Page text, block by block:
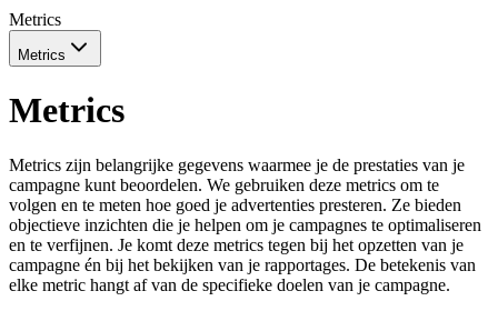
Metrics
Metrics
Metrics
Metrics zijn belangrijke gegevens waarmee je de prestaties van je
campagne kunt beoordelen. We gebruiken deze metrics om te
volgen en te meten hoe goed je advertenties presteren. Ze bieden
objectieve inzichten die je helpen om je campagnes te optimaliseren
en te verfijnen. Je komt deze metrics tegen bij het opzetten van je
campagne én bij het bekijken van je rapportages. De betekenis van
elke metric hangt af van de specifieke doelen van je campagne.